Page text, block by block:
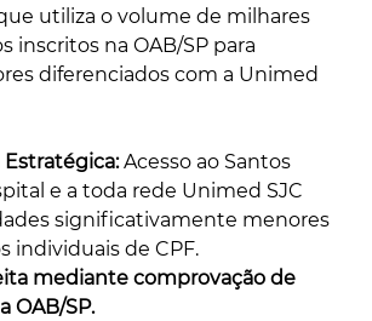
utiliza o volume de milhares
inscritos na OAB/SP para
diferenciados com a Unimed
Acesso ao Santos
e a toda rede Unimed SJC
significativamente menores
individuais de CPF.
mediante comprovação de
OAB/SP.